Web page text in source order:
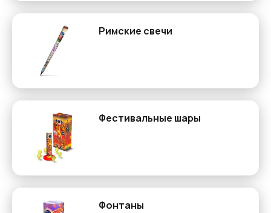
Римские свечи
Фестивальные шары
Фонтаны